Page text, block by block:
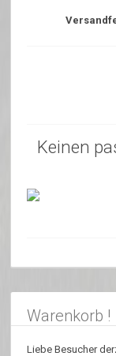
Keinen
Warenkorb !
Liebe Besucher